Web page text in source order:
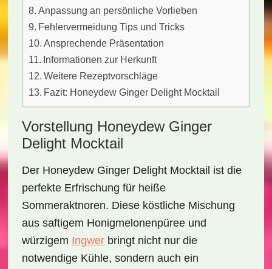
Anpassung an persönliche Vorlieben
Fehlervermeidung Tips und Tricks
Ansprechende Präsentation
Informationen zur Herkunft
Weitere Rezeptvorschläge
Fazit: Honeydew Ginger Delight Mocktail
Vorstellung Honeydew Ginger
Delight Mocktail
Der Honeydew Ginger Delight Mocktail ist die
perfekte Erfrischung für heiße
Sommeraktnoren. Diese köstliche Mischung
aus saftigem Honigmelonenpüree und
würzigem Ingwerbringt nicht nur die
notwendige Kühle, sondern auch ein